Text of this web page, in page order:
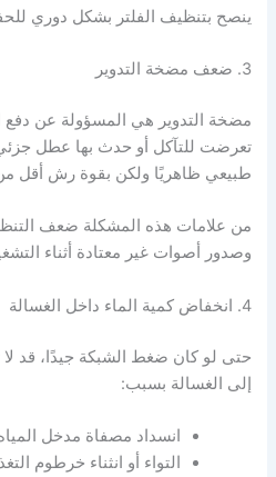
ينصح بتنظيف الفلتر بشكل دوري
3. ضعف مضخة التدوير
مضخة التدوير هي المسؤولة عن دفع
تعرضت للتآكل أو حدث بها عطل
طبيعي ظاهريًا ولكن بقوة رش أقل من
من علامات هذه المشكلة ضعف
وصدور أصوات غير معتادة أثناء
4. انخفاض كمية الماء داخل الغسالة
حتى لو كان ضغط الشبكة جيدًا، قد لا
إلى الغسالة بسبب:
انسداد مصفاة مدخل
التواء أو انثناء خرطوم